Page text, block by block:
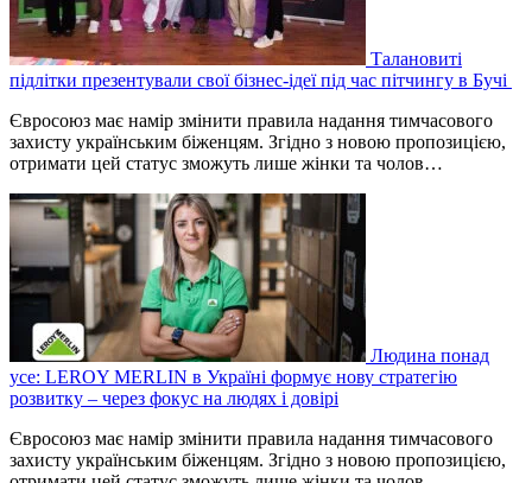
Талановиті
підлітки презентували свої бізнес-ідеї під час пітчингу в Бучі
Євросоюз має намір змінити правила надання тимчасового
захисту українським біженцям. Згідно з новою пропозицією,
отримати цей статус зможуть лише жінки та чолов…
Людина понад
усе: LEROY MERLIN в Україні формує нову стратегію
розвитку – через фокус на людях і довірі
Євросоюз має намір змінити правила надання тимчасового
захисту українським біженцям. Згідно з новою пропозицією,